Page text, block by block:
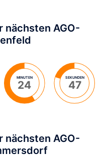
nächsten AGO-
MINUTEN
24
SEKUNDEN
47
nächsten AGO-